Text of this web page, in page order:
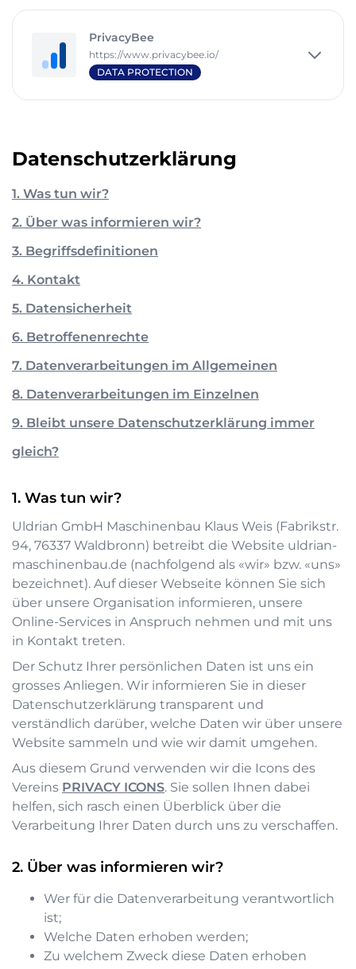
PrivacyBee
https://www.privacybee.io/
DATA PROTECTION
Datenschutzerklärung
1. Was tun wir?
2. Über was informieren wir?
3. Begriffsdefinitionen
4. Kontakt
5. Datensicherheit
6. Betroffenenrechte
7. Datenverarbeitungen im Allgemeinen
8. Datenverarbeitungen im Einzelnen
9. Bleibt unsere Datenschutzerklärung immer
gleich?
Was tun wir?
Uldrian GmbH Maschinenbau Klaus Weis (Fabrikstr.
94, 76337 Waldbronn) betreibt die Website uldrian-
maschinenbau.de (nachfolgend als «wir» bzw. «uns»
bezeichnet). Auf dieser Webseite können Sie sich
über unsere Organisation informieren, unsere
Online-Services in Anspruch nehmen und mit uns
in Kontakt treten.
Der Schutz Ihrer persönlichen Daten ist uns ein
grosses Anliegen. Wir informieren Sie in dieser
Datenschutzerklärung transparent und
verständlich darüber, welche Daten wir über unsere
Website sammeln und wie wir damit umgehen.
Aus diesem Grund verwenden wir die Icons des
Vereins PRIVACY ICONS. Sie sollen Ihnen dabei
helfen, sich rasch einen Überblick über die
Verarbeitung Ihrer Daten durch uns zu verschaffen.
Über was informieren wir?
Wer für die Datenverarbeitung verantwortlich
ist;
Welche Daten erhoben werden;
Zu welchem Zweck diese Daten erhoben